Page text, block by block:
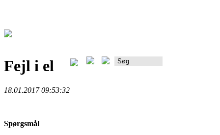
Fejl i el
18.01.2017 09:53:32
Spørgsmål